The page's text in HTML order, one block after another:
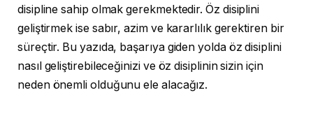
disipline sahip olmak gerekmektedir. Öz disiplini
geliştirmek ise sabır, azim ve kararlılık gerektiren bir
süreçtir. Bu yazıda, başarıya giden yolda öz disiplini
nasıl geliştirebileceğinizi ve öz disiplinin sizin için
neden önemli olduğunu ele alacağız.